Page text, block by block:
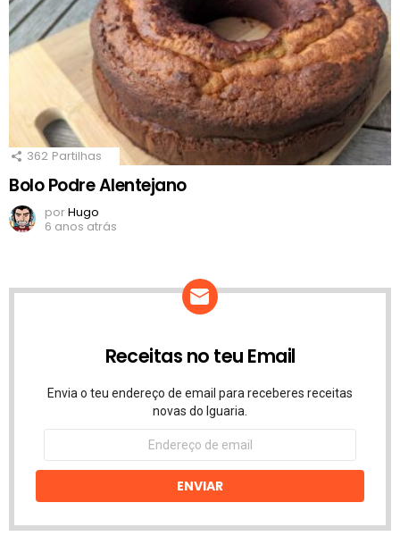
362 Partilhas
Bolo Podre Alentejano
porHugo
6 anos atrás
Receitas no teu Email
Envia o teu endereço de email para receberes receitas
novas do Iguaria.
Endereço
email
ENVIAR